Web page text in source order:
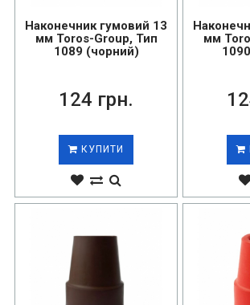
Наконечник гумовий 13
мм Toros-Group, Тип
1089 (чорний)
124 грн.
КУПИТИ
мм